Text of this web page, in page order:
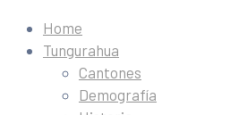
Home
Tungurahua
Cantones
Demografía